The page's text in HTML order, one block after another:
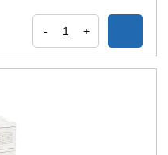
- +